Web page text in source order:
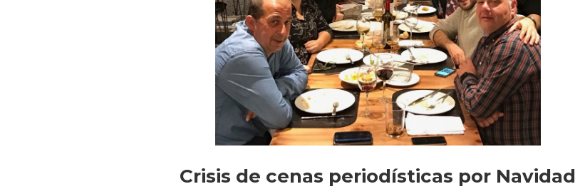
Crisis de cenas periodísticas por Navidad